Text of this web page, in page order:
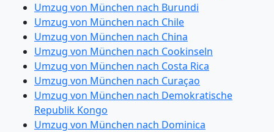
Umzug von München nach Burundi
Umzug von München nach Chile
Umzug von München nach China
Umzug von München nach Cookinseln
Umzug von München nach Costa Rica
Umzug von München nach Curaçao
Umzug von München nach Demokratische
Republik Kongo
Umzug von München nach Dominica